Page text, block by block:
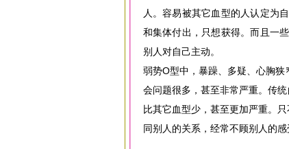
人。容易被其它血型的人认定为
和集体付出，只想获得。而且一
别人对自己主动。
弱势O型中，暴躁、多疑、心胸
会问题很多，甚至非常严重。传
比其它血型少，甚至更加严重。
同别人的关系，经常不顾别人的